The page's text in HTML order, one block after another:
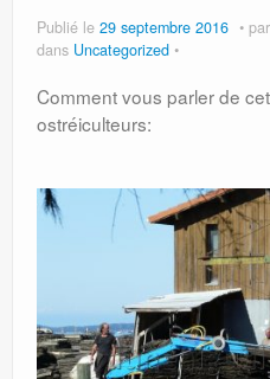
Publié le 29 septembre 2016 par
dans Uncategorized
Comment vous parler de
ostréiculteurs: